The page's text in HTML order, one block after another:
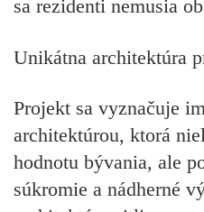
sa rezidenti nemusia
Unikátna architektúra
Projekt sa vyznačuje
architektúrou, ktorá
hodnotu bývania, ale
súkromie a nádherné